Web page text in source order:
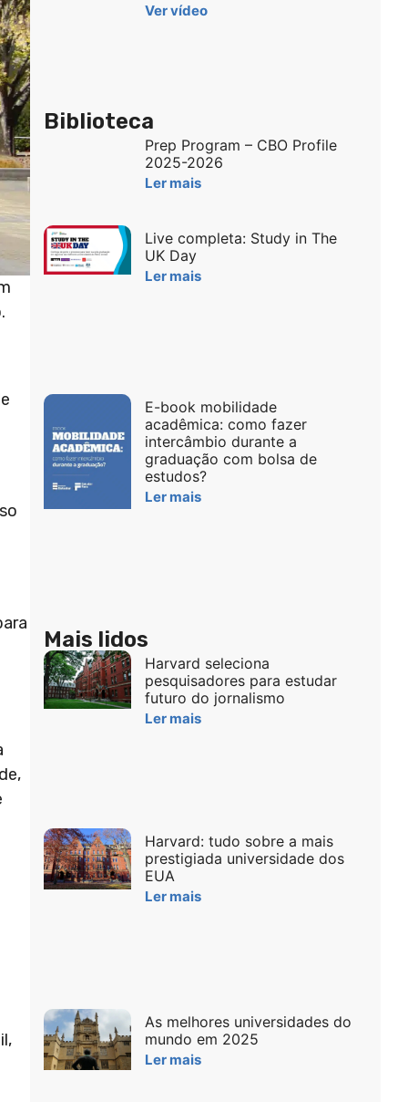
Ver vídeo
Biblioteca
Prep Program – CBO Profile
2025-2026
Ler mais
Live completa: Study in The
UK Day
Ler mais
E-book mobilidade
acadêmica: como fazer
intercâmbio durante a
graduação com bolsa de
estudos?
Ler mais
Mais lidos
Harvard seleciona
pesquisadores para estudar
futuro do jornalismo
Ler mais
Harvard: tudo sobre a mais
prestigiada universidade dos
EUA
Ler mais
As melhores universidades do
mundo em 2025
Ler mais